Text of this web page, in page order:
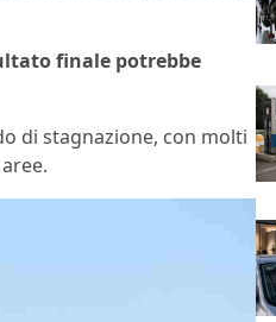
finale potrebbe
di stagnazione, con molti